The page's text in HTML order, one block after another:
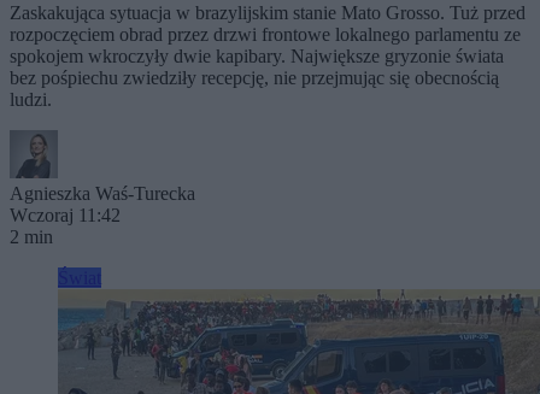
Zaskakująca sytuacja w brazylijskim stanie Mato Grosso. Tuż przed
rozpoczęciem obrad przez drzwi frontowe lokalnego parlamentu ze
spokojem wkroczyły dwie kapibary. Największe gryzonie świata
bez pośpiechu zwiedziły recepcję, nie przejmując się obecnością
ludzi.
Agnieszka Waś-Turecka
Wczoraj 11:42
2 min